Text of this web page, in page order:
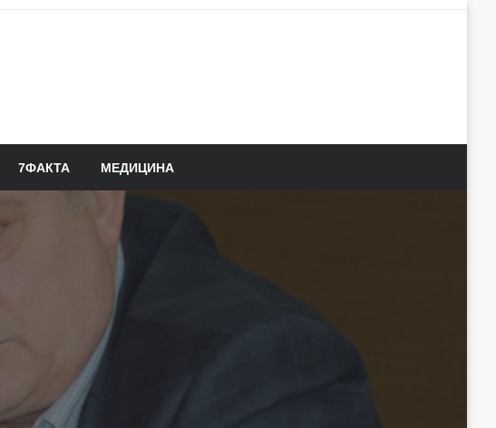
7ФАКТА МЕДИЦИНА